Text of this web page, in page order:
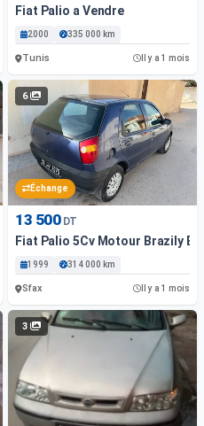
Fiat Palio a Vendre
2000 335 000 km
Tunis Il y a 1 mois
Km
6
Échange
13 500 DT
Fiat Palio 5Cv Motour Brazily
1999 314 000 km
Sfax Il y a 1 mois
3